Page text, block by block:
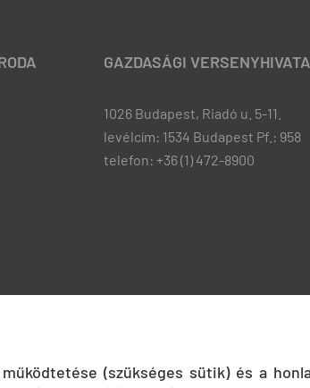
GAZDASÁGI
1026 Budapest, Riadó u. 5-11.
levélcím: 1534 Budapest Pf.: 958
telefon: +36 (1) 472-8900
(szükséges sütik) és a